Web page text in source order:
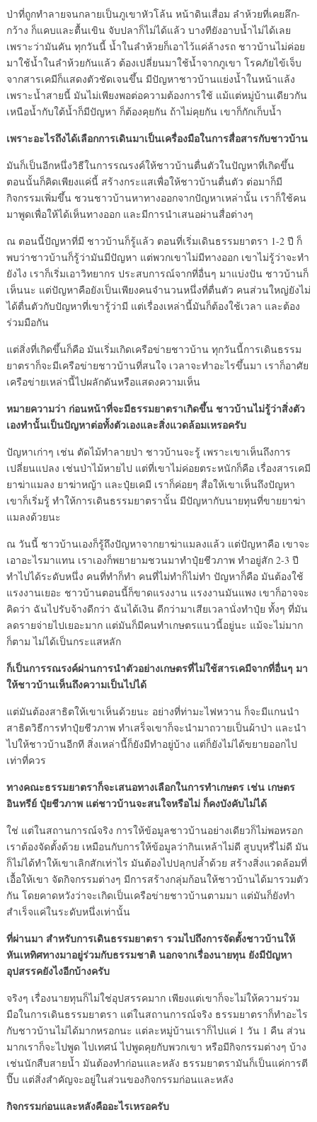
ป่าที่ถูกทำลายจนกลายเป็นภูเขาหัวโล้น หน้าดินเสื่อม ลำห้วยที่เคยลึก-
กว้าง ก็แคบและตื้นเขิน จับปลาก็ไม่ได้แล้ว บางทียังอาบน้ำไม่ได้เลย
เพราะว่ามันคัน ทุกวันนี้ น้ำในลำห้วยก็เอาไว้แค่ล้างรถ ชาวบ้านไม่ค่อย
มาใช้น้ำในลำห้วยกันแล้ว ต้องเปลี่ยนมาใช้น้ำจากภูเขา โรคภัยไข้เจ็บ
จากสารเคมีก็แสดงตัวชัดเจนขึ้น มีปัญหาชาวบ้านแย่งน้ำในหน้าแล้ง
เพราะน้ำสายนี้ มันไม่เพียงพอต่อความต้องการใช้ แม้แต่หมู่บ้านเดียวกัน
เหนือน้ำกับใต้น้ำก็มีปัญหา ก็ต้องคุยกัน ถ้าไม่คุยกัน เขาก็กักเก็บน้ำ
เพราะอะไรถึงได้เลือกการเดินมาเป็นเครื่องมือในการสื่อสารกับชาวบ้าน
มันก็เป็นอีกหนึ่งวิธีในการรณรงค์ให้ชาวบ้านตื่นตัวในปัญหาที่เกิดขึ้น
ตอนนั้นก็คิดเพียงแค่นี้ สร้างกระแสเพื่อให้ชาวบ้านตื่นตัว ต่อมาก็มี
กิจกรรมเพิ่มขึ้น ชวนชาวบ้านหาทางออกจากปัญหาเหล่านั้น เราก็ใช้คน
มาพูดเพื่อให้ได้เห็นทางออก และมีการนำเสนอผ่านสื่อต่างๆ
ณ ตอนนี้ปัญหาที่มี ชาวบ้านก็รู้แล้ว ตอนที่เริ่มเดินธรรมยาตรา 1-2 ปี ก็
พบว่าชาวบ้านก็รู้ว่ามันมีปัญหา แต่พวกเขาไม่มีทางออก เขาไม่รู้ว่าจะทำ
ยังไง เราก็เริ่มเอาวิทยากร ประสบการณ์จากที่อื่นๆ มาแบ่งปัน ชาวบ้านก็
เห็นนะ แต่ปัญหาคือยังเป็นเพียงคนจำนวนหนึ่งที่ตื่นตัว คนส่วนใหญ่ยังไม่
ได้ตื่นตัวกับปัญหาที่เขารู้ว่ามี แต่เรื่องเหล่านี้มันก็ต้องใช้เวลา และต้อง
ร่วมมือกัน
แต่สิ่งที่เกิดขึ้นก็คือ มันเริ่มเกิดเครือข่ายชาวบ้าน ทุกวันนี้การเดินธรรม
ยาตราก็จะมีเครือข่ายชาวบ้านที่สนใจ เวลาจะทำอะไรขึ้นมา เราก็อาศัย
เครือข่ายเหล่านี้ไปผลักดันหรือแสดงความเห็น
หมายความว่า ก่อนหน้าที่จะมีธรรมยาตราเกิดขึ้น ชาวบ้านไม่รู้ว่าสิ่งตัว
เองทำนั้นเป็นปัญหาต่อทั้งตัวเองและสิ่งแวดล้อมเหรอครับ
ปัญหาเก่าๆ เช่น ตัดไม้ทำลายป่า ชาวบ้านจะรู้ เพราะเขาเห็นถึงการ
เปลี่ยนแปลง เช่นป่าไม้หายไป แต่ที่เขาไม่ค่อยตระหนักก็คือ เรื่องสารเคมี
ยาฆ่าแมลง ยาฆ่าหญ้า และปุ๋ยเคมี เราก็ค่อยๆ สื่อให้เขาเห็นถึงปัญหา
เขาก็เริ่มรู้ ทำให้การเดินธรรมยาตรานั้น มีปัญหากับนายทุนที่ขายยาฆ่า
แมลงด้วยนะ
ณ วันนี้ ชาวบ้านเองก็รู้ถึงปัญหาจากยาฆ่าแมลงแล้ว แต่ปัญหาคือ เขาจะ
เอาอะไรมาแทน เราเองก็พยายามชวนมาทำปุ๋ยชีวภาพ ทำอยู่สัก 2-3 ปี
ทำไปได้ระดับหนึ่ง คนที่ทำก็ทำ คนที่ไม่ทำก็ไม่ทำ ปัญหาก็คือ มันต้องใช้
แรงงานเยอะ ชาวบ้านตอนนี้ก็ขาดแรงงาน แรงงานมันแพง เขาก็อาจจะ
คิดว่า ฉันไปรับจ้างดีกว่า ฉันได้เงิน ดีกว่ามาเสียเวลานั่งทำปุ๋ย ทั้งๆ ที่มัน
ลดรายจ่ายไปเยอะมาก แต่มันก็มีคนทำเกษตรแนวนี้อยู่นะ แม้จะไม่มาก
ก็ตาม ไม่ได้เป็นกระแสหลัก
ก็เป็นการรณรงค์ผ่านการนำตัวอย่างเกษตรที่ไม่ใช้สารเคมีจากที่อื่นๆ มา
ให้ชาวบ้านเห็นถึงความเป็นไปได้
แต่มันต้องสาธิตให้เขาเห็นด้วยนะ อย่างที่ท่ามะไฟหวาน ก็จะมีแกนนำ
สาธิตวิธีการทำปุ๋ยชีวภาพ ทำเสร็จเขาก็จะนำมาถวายเป็นผ้าป่า และนำ
ไปให้ชาวบ้านอีกที สิ่งเหล่านี้ก็ยังมีทำอยู่บ้าง แต่ก็ยังไม่ได้ขยายออกไป
เท่าที่ควร
ทางคณะธรรมยาตราก็จะเสนอทางเลือกในการทำเกษตร เช่น เกษตร
อินทรีย์ ปุ๋ยชีวภาพ แต่ชาวบ้านจะสนใจหรือไม่ ก็คงบังคับไม่ได้
ใช่ แต่ในสถานการณ์จริง การให้ข้อมูลชาวบ้านอย่างเดียวก็ไม่พอหรอก
เราต้องจัดตั้งด้วย เหมือนกับการให้ข้อมูลว่ากินเหล้าไม่ดี สูบบุหรี่ไม่ดี มัน
ก็ไม่ได้ทำให้เขาเลิกสักเท่าไร มันต้องไปปลุกปล้ำด้วย สร้างสิ่งแวดล้อมที่
เอื้อให้เขา จัดกิจกรรมต่างๆ มีการสร้างกลุ่มก้อนให้ชาวบ้านได้มารวมตัว
กัน โดยคาดหวังว่าจะเกิดเป็นเครือข่ายชาวบ้านตามมา แต่มันก็ยังทำ
สำเร็จแค่ในระดับหนึ่งเท่านั้น
ที่ผ่านมา สำหรับการเดินธรรมยาตรา รวมไปถึงการจัดตั้งชาวบ้านให้
หันเหทิศทางมาอยู่ร่วมกับธรรมชาติ นอกจากเรื่องนายทุน ยังมีปัญหา
อุปสรรคยังไงอีกบ้างครับ
จริงๆ เรื่องนายทุนก็ไม่ใช่อุปสรรคมาก เพียงแต่เขาก็จะไม่ให้ความร่วม
มือในการเดินธรรมยาตรา แต่ในสถานการณ์จริง ธรรมยาตราก็ทำอะไร
กับชาวบ้านไม่ได้มากหรอกนะ แต่ละหมู่บ้านเราก็ไปแค่ 1 วัน 1 คืน ส่วน
มากเราก็จะไปพูด ไปเทศน์ ไปพูดคุยกับพวกเขา หรือมีกิจกรรมต่างๆ บ้าง
เช่นนักสืบสายน้ำ มันต้องทำก่อนและหลัง ธรรมยาตรามันก็เป็นแค่การตี
ปี๊บ แต่สิ่งสำคัญจะอยู่ในส่วนของกิจกรรมก่อนและหลัง
กิจกรรมก่อนและหลังคืออะไรเหรอครับ